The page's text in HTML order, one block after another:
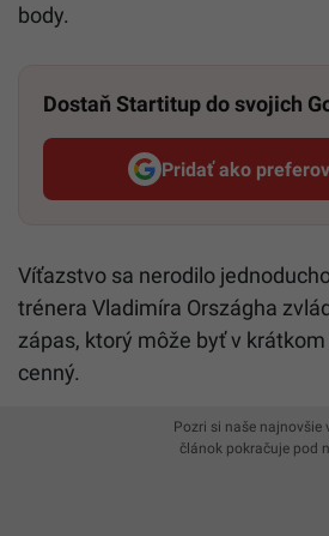
body.
Dostaň Startitup do svojich
Pridať ako
Víťazstvo sa nerodilo
trénera Vladimíra Országha
zápas, ktorý môže byť v
cenný.
Pozri si naše najnovšie
článok pokračuje pod